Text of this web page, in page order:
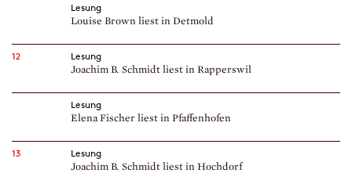
Lesung
Louise Brown liest in Detmold
12
Lesung
Joachim B. Schmidt liest in Rapperswil
Lesung
Elena Fischer liest in Pfaffenhofen
13
Lesung
Joachim B. Schmidt liest in Hochdorf